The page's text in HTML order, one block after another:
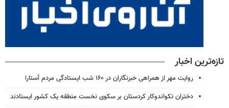
تازه‌ترین اخبار
روایت مهر از همراهی خبرنگاران در ۱۶۰ شب ایستادگی مردم آستارا
دختران تکواندوکار کردستان بر سکوی نخست منطقه یک کشور ایستادند